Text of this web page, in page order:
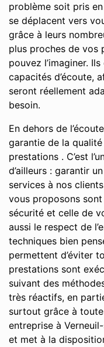
problème soit pris
se déplacent vers
grâce à leurs
plus proches de vos
pouvez l’imaginer.
capacités d’écoute,
seront réellement
besoin.
En dehors de
garantie de la
prestations . C’est
d’ailleurs : garantir
services à nos
vous proposons
sécurité et celle de
aussi le respect de
techniques bien
permettent d’éviter
prestations sont
suivant des
très réactifs, en
surtout grâce à
entreprise à
et met à la